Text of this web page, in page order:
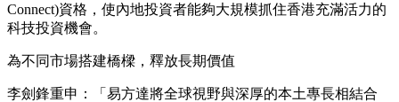
Connect)資格，使內地投資者能夠大規模抓住香港充滿活力的
科技投資機會。
為不同市場搭建橋樑，釋放長期價值
李劍鋒重申：「易方達將全球視野與深厚的本土專長相結合